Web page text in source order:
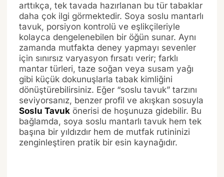
arttıkça, tek tavada hazırlanan bu tür tabaklar
daha çok ilgi görmektedir. Soya soslu mantarlı
tavuk, porsiyon kontrolü ve eşlikçileriyle
kolayca dengelenebilen bir öğün sunar. Aynı
zamanda mutfakta deney yapmayı sevenler
için sınırsız varyasyon fırsatı verir; farklı
mantar türleri, taze soğan veya susam yağı
gibi küçük dokunuşlarla tabak kimliğini
dönüştürebilirsiniz. Eğer “soslu tavuk” tarzını
seviyorsanız, benzer profil ve akışkan sosuyla
Soslu Tavuk önerisi de hoşunuza gidebilir. Bu
bağlamda, soya soslu mantarlı tavuk hem tek
başına bir yıldızdır hem de mutfak rutininizi
zenginleştiren pratik bir esin kaynağıdır.